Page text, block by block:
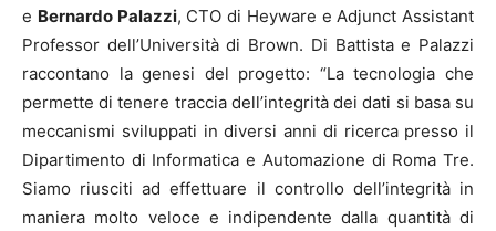
e Bernardo Palazzi, CTO di Heyware e Adjunct Assistant
Professor dell’Università di Brown. Di Battista e Palazzi
raccontano la genesi del progetto: “La tecnologia che
permette di tenere traccia dell’integrità dei dati si basa su
meccanismi sviluppati in diversi anni di ricerca presso il
Dipartimento di Informatica e Automazione di Roma Tre.
Siamo riusciti ad effettuare il controllo dell’integrità in
maniera molto veloce e indipendente dalla quantità di